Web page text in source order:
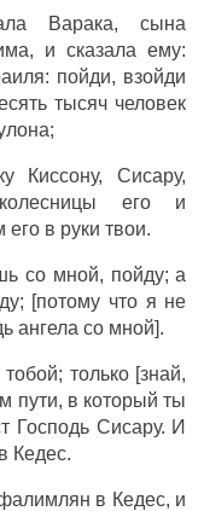
Варака, сына
и сказала ему:
пойди, взойди
тысяч человек
Сисару,
его и
в руки твои.
со мной, пойду; а
[потому что я не
ангела со мной].
только [знай,
пути, в который ты
Господь Сисару. И
Кедес.
в Кедес, и